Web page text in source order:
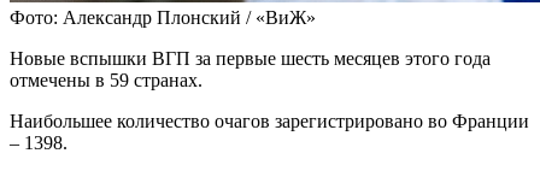
Фото: Александр Плонский / «ВиЖ»
Новые вспышки ВГП за первые шесть месяцев этого года
отмечены в 59 странах.
Наибольшее количество очагов зарегистрировано во Франции
– 1398.